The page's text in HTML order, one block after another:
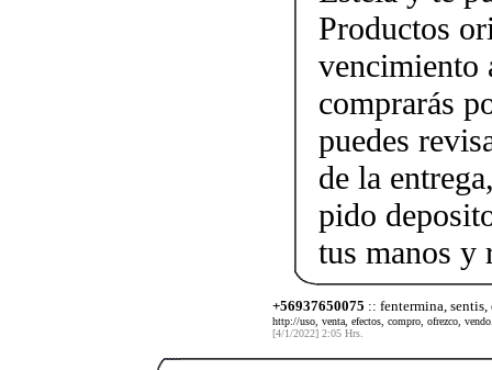
Productos
vencimiento
comprarás
puedes
de la
pido
tus manos y
+56937650075 :: fentermina,
http://uso, venta, efectos, compro, ofrezco,
[4/1/2022] 2:05 Hrs.